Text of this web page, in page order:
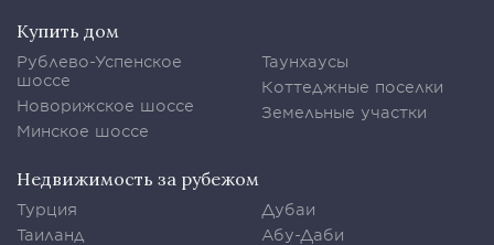
Купить дом
Рублево-Успенское
шоссе
Новорижское шоссе
Минское шоссе
Таунхаусы
Коттеджные поселки
Земельные участки
Недвижимость за рубежом
Турция
Таиланд
Дубаи
Абу-Даби